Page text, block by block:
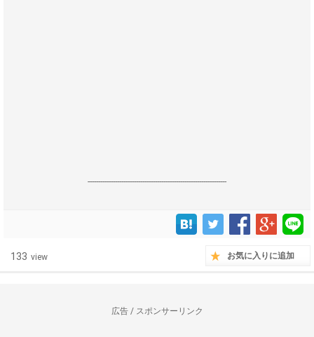
------------------------------------------------------------------
133 view お気に入りに追加
広告 / スポンサーリンク